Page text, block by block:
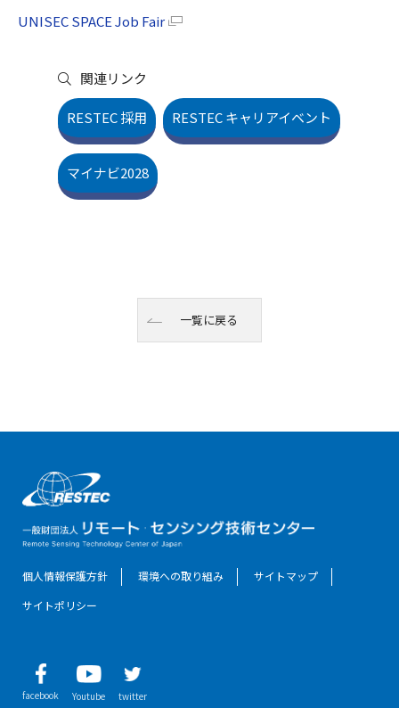
UNISEC SPACE Job Fair
関連リンク
RESTEC 採用 RESTEC キャリアイベント
マイナビ2028
一覧に戻る
個人情報保護方針 環境への取り組み
サイトマップ
サイトポリシー
facebook Youtube twitter